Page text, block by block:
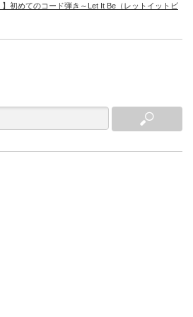
】初めてのコード弾き～Let It Be（レットイットビ